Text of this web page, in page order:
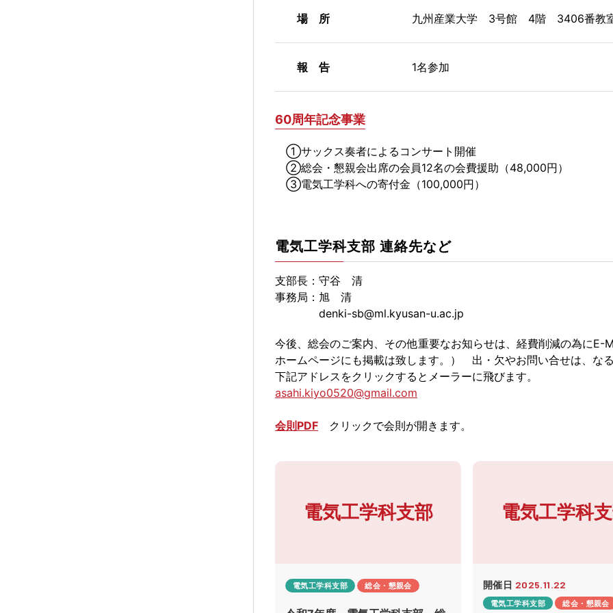
場 所 九州産業大学 3号館 4階 3406番教
報 告 1名参加
60周年記念事業
①サックス奏者によるコンサート開催
②総会・懇親会出席の会員12名の会費援助（48,000円）
③電気工学科への寄付金（100,000円）
電気工学科支部 連絡先など
支部長：守谷 清
事務局：旭 清
denki-sb@ml.kyusan-u.ac.jp
今後、総会のご案内、その他重要なお知らせは、経費削減の為に
ホームページにも掲載は致します。） 出・欠やお問い合せは、な
下記アドレスをクリックするとメーラーに飛びます。
asahi.kiyo0520@gmail.com
会則PDF クリックで会則が開きます。
電気工学科支部
電気工学科支部 総会・懇親会
電気工学科
開催日 2025.11.22
電気工学科支部 総会・懇親会